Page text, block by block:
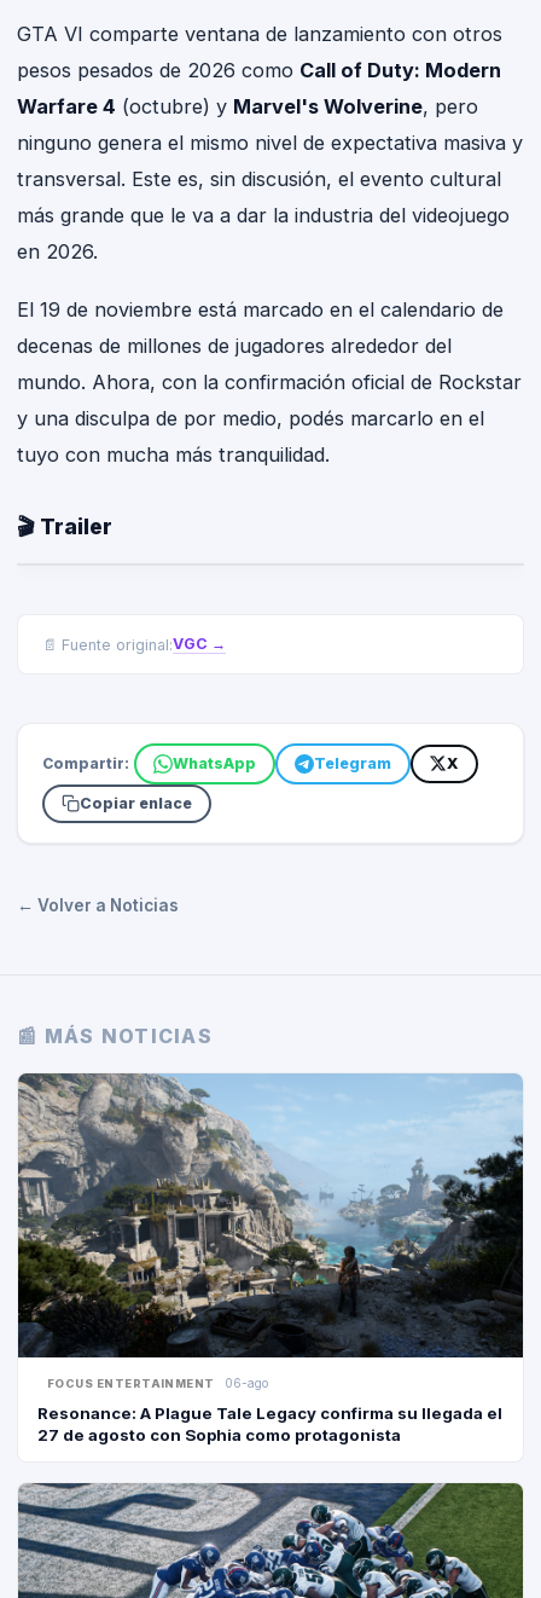
GTA VI comparte ventana de lanzamiento con otros
pesos pesados de 2026 como Call of Duty: Modern
Warfare 4 (octubre) y Marvel's Wolverine, pero
ninguno genera el mismo nivel de expectativa masiva y
transversal. Este es, sin discusión, el evento cultural
más grande que le va a dar la industria del videojuego
en 2026.
El 19 de noviembre está marcado en el calendario de
decenas de millones de jugadores alrededor del
mundo. Ahora, con la confirmación oficial de Rockstar
y una disculpa de por medio, podés marcarlo en el
tuyo con mucha más tranquilidad.
🎬 Trailer
📄 Fuente original:VGC →
Compartir: WhatsApp Telegram X
Copiar enlace
← Volver a Noticias
📰 MÁS NOTICIAS
FOCUS ENTERTAINMENT 06-ago
Resonance: A Plague Tale Legacy confirma su llegada el
27 de agosto con Sophia como protagonista